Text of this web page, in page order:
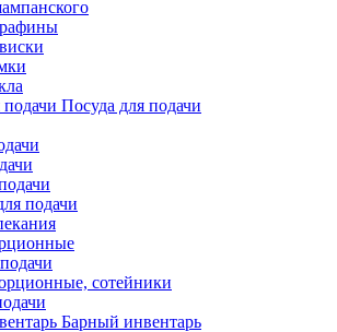
Посуда для подачи
подачи
сотейники
Барный инвентарь